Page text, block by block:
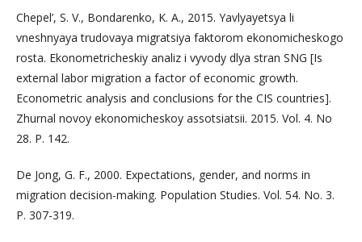
Chepel’, S. V., Bondarenko, K. A., 2015. Yavlyayetsya li
vneshnyaya trudovaya migratsiya faktorom ekonomicheskogo
rosta. Ekonometricheskiy analiz i vyvody dlya stran SNG [Is
external labor migration a factor of economic growth.
Econometric analysis and conclusions for the CIS countries].
Zhurnal novoy ekonomicheskoy assotsiatsii. 2015. Vol. 4. No
28. P. 142.
De Jong, G. F., 2000. Expectations, gender, and norms in
migration decision-making. Population Studies. Vol. 54. No. 3.
P. 307-319.